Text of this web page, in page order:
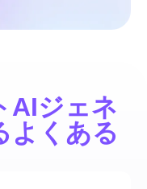
AIジェネ
よくある